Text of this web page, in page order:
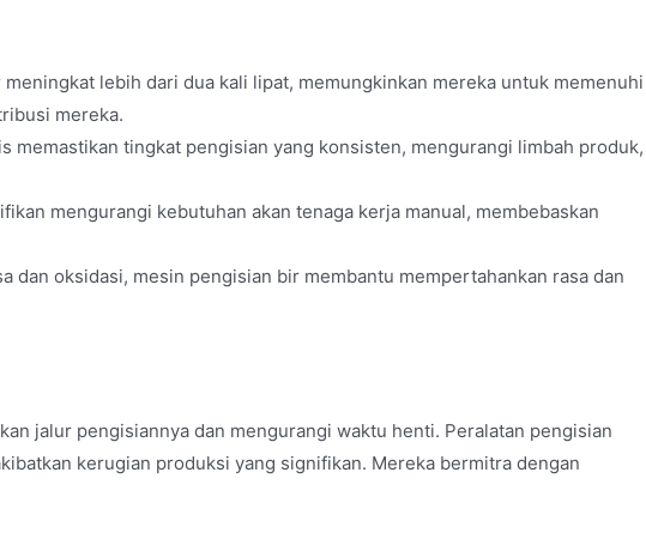
lebih dari dua kali lipat, memungkinkan mereka untuk memenuhi
mereka.
memastikan tingkat pengisian yang konsisten, mengurangi limbah produk,
mengurangi kebutuhan akan tenaga kerja manual, membebaskan
dan oksidasi, mesin pengisian bir membantu mempertahankan rasa dan
jalur pengisiannya dan mengurangi waktu henti. Peralatan pengisian
kerugian produksi yang signifikan. Mereka bermitra dengan